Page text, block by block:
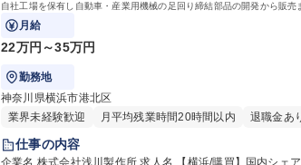
自社工場を保有し自動車・産業用機械の足回り締結部品の開発から販
月給
22万円～35万円
勤務地
神奈川県横浜市港北区
業界未経験歓迎
月平均残業時間20時間以内 退職金あ
仕事の内容
企業名 株式会社浅川製作所 求人名 【横浜/購買】国内シェア90％誇る優良企業/年間休日120日/月残業10時間/面接1回 仕事の内容 自社工場を保有し自動車・産業用機械の足